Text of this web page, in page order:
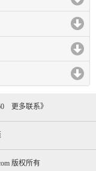
更多联系》
版权所有